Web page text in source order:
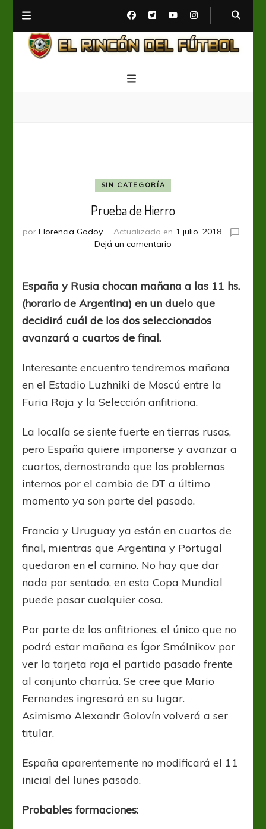
SIN CATEGORÍA
Prueba de Hierro
por Florencia Godoy Actualizado en 1 julio, 2018
Dejá un comentario
España y Rusia chocan mañana a las 11 hs.
(horario de Argentina) en un duelo que
decidirá cuál de los dos seleccionados
avanzará a cuartos de final.
Interesante encuentro tendremos mañana
en el Estadio Luzhniki de Moscú entre la
Furia Roja y la Selección anfitriona.
La localía se siente fuerte en tierras rusas,
pero España quiere imponerse y avanzar a
cuartos, demostrando que los problemas
internos por el cambio de DT a último
momento ya son parte del pasado.
Francia y Uruguay ya están en cuartos de
final, mientras que Argentina y Portugal
quedaron en el camino. No hay que dar
nada por sentado, en esta Copa Mundial
puede pasar cualquier cosa.
Por parte de los anfitriones, el único que no
podrá estar mañana es Ígor Smólnikov por
ver la tarjeta roja el partido pasado frente
al conjunto charrúa. Se cree que Mario
Fernandes ingresará en su lugar.
Asimismo Alexandr Golovín volverá a ser
titular.
España aparentemente no modificará el 11
inicial del lunes pasado.
Probables formaciones: